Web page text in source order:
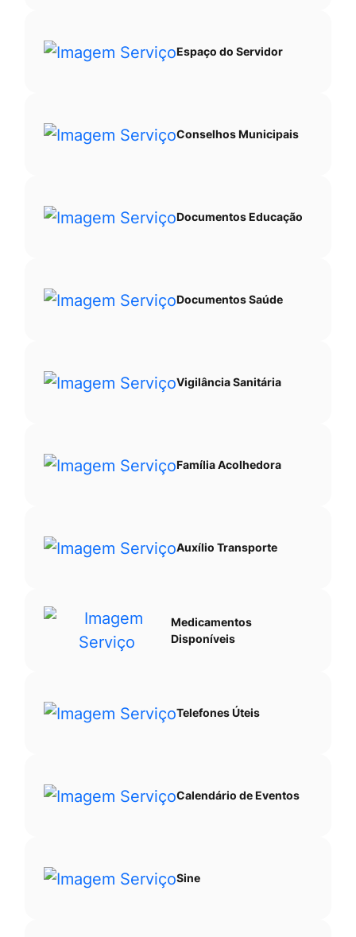
Espaço do Servidor
Conselhos Municipais
Documentos Educação
Documentos Saúde
Vigilância Sanitária
Família Acolhedora
Auxílio Transporte
Medicamentos
Disponíveis
Telefones Úteis
Calendário de Eventos
Sine